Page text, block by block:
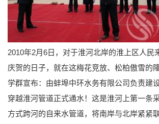
2010年2月6日，对于淮河北岸的淮上区人民
庆贺的日子，就在这梅花竞放、松柏傲雪的
学群宣布：由蚌埠中环水务有限公司负责建
穿越淮河管道正式通水！这是淮河上第一条
方式跨河的自来水管道，将南岸与北岸紧紧